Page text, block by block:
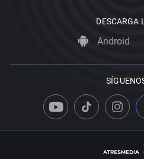
DESCARGA
Android